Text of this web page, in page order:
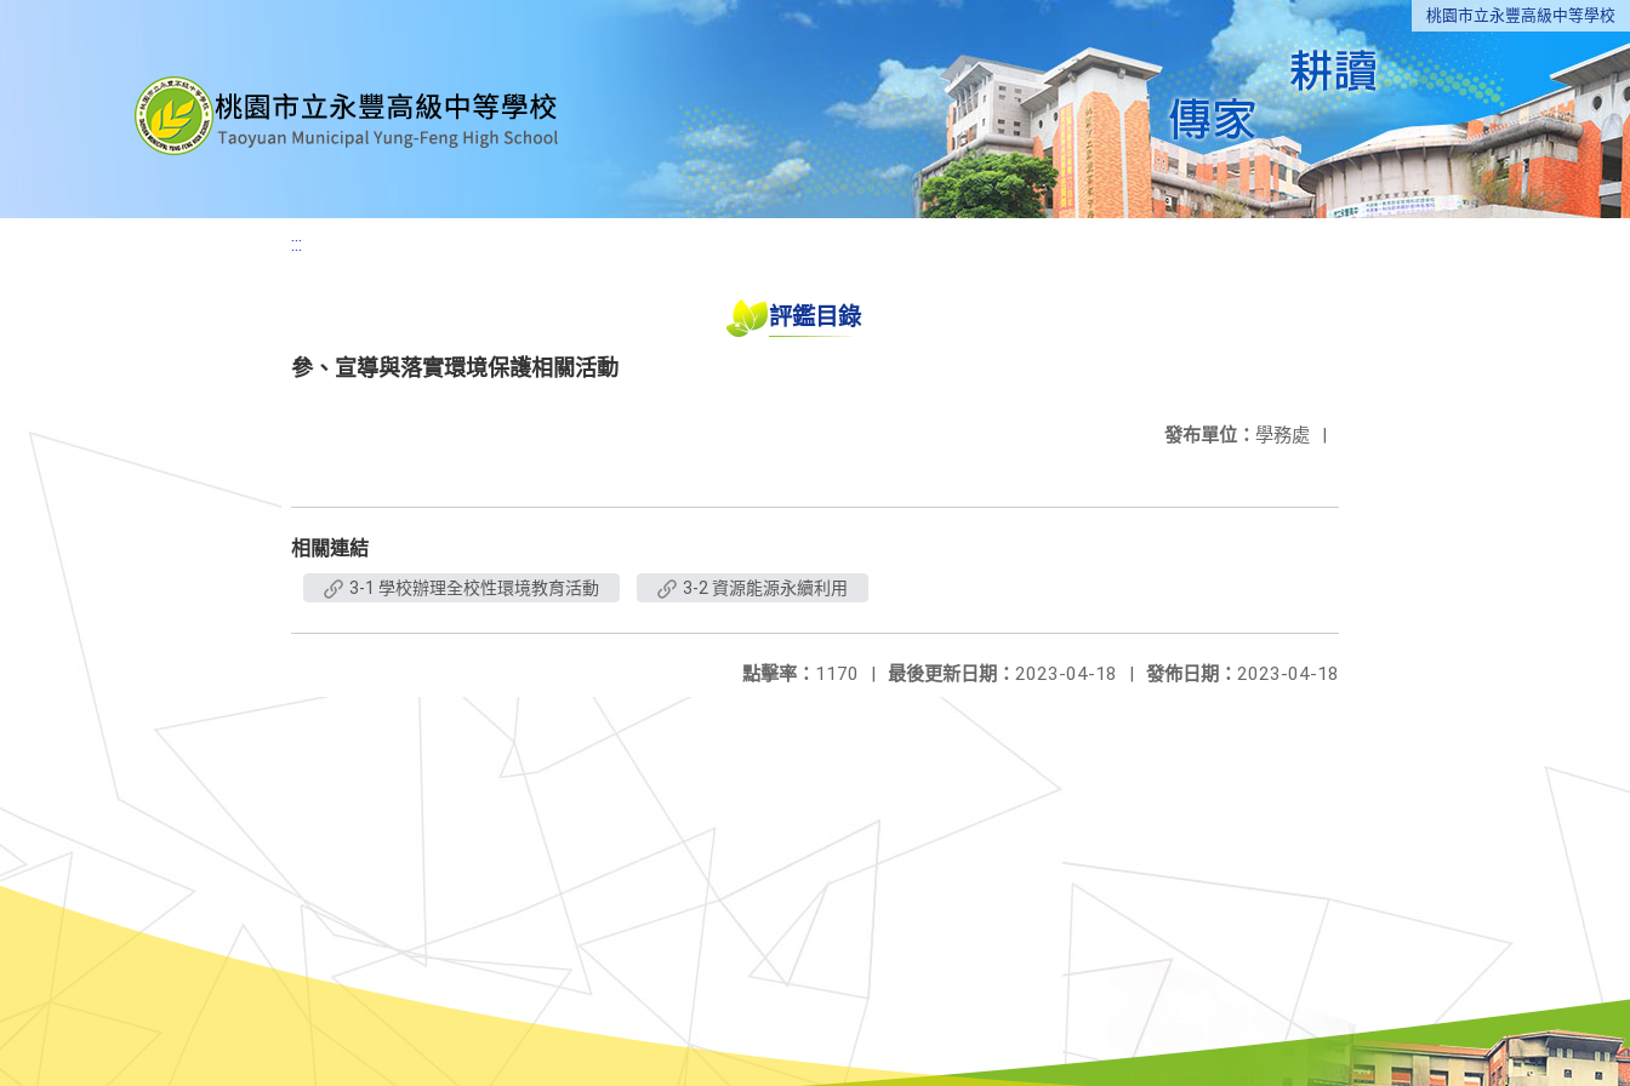
桃園市立永豐高級中等學校
:::
評鑑目錄
參、宣導與落實環境保護相關活動
發布單位： 學務處 |
相關連結
3-1 學校辦理全校性環境教育活動 3-2 資源能源永續利用
發佈日期： 2023-04-18
最後更新日期： 2023-04-18 |
點擊率： 1170 |